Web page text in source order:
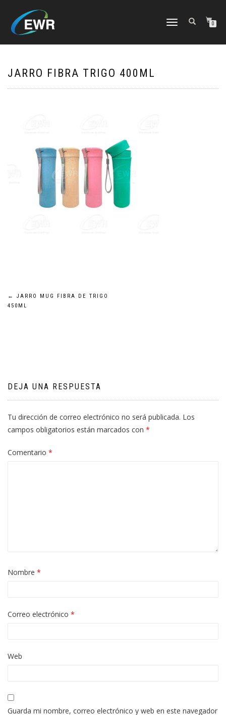
CAMBIAR
0
JARRO FIBRA TRIGO 400ML
Navegación
←
JARRO MUG FIBRA DE TRIGO
450ML
DEJA UNA RESPUESTA
Tu dirección de correo electrónico no será publicada. Los
campos obligatorios están marcados con *
Comentario *
Nombre *
Correo electrónico *
Web
Guarda mi nombre, correo electrónico y web en este navegador